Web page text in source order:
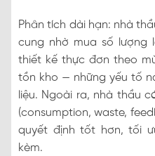
Phân tích dài hạn: nhà
cung nhờ mua số lượng
thiết kế thực đơn theo
tồn kho — những yếu tố
liệu. Ngoài ra, nhà thầu
(consumption, waste,
quyết định tốt hơn, tối
kèm.